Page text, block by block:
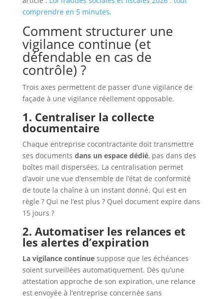
comprendre en 5 minutes.
Comment structurer une
vigilance continue (et
défendable en cas de
contrôle) ?
Trois axes permettent de passer d’une vigilance de
façade à une vigilance réellement opposable.
1. Centraliser la collecte
documentaire
Chaque entreprise cocontractante doit transmettre
ses documents dans un espace dédié, pas dans des
boîtes mail dispersées. La centralisation permet
d’avoir une vue d’ensemble de l’état de conformité
de toute la chaîne à un instant donné. Qui est en
règle ? Qui ne l’est plus ? Quel document expire dans
15 jours ?
2. Automatiser les relances et
les alertes d’expiration
La vigilance continuesuppose que les échéances
soient surveillées automatiquement. Dès qu’une
attestation approche de son expiration, une relance
est envoyée à l’entreprise concernée sans